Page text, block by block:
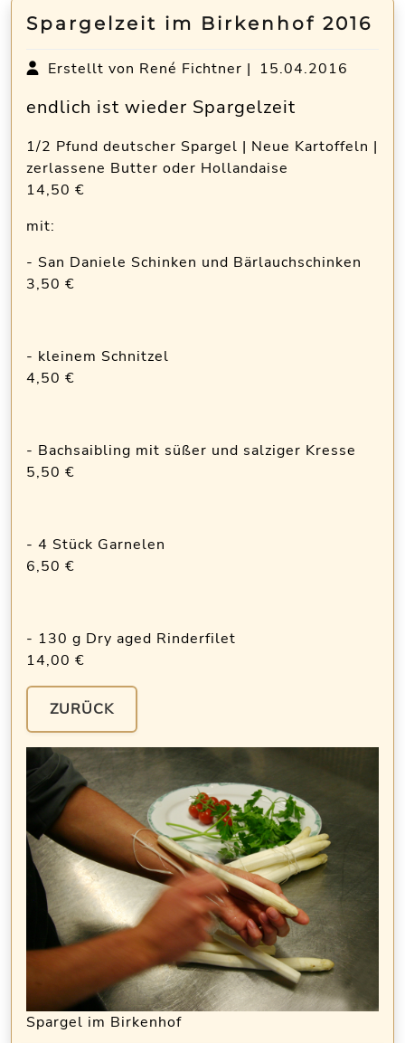
Spargelzeit im Birkenhof 2016
Erstellt von René Fichtner | 15.04.2016
endlich ist wieder Spargelzeit
1/2 Pfund deutscher Spargel | Neue Kartoffeln |
zerlassene Butter oder Hollandaise
14,50 €
mit:
- San Daniele Schinken und Bärlauchschinken
3,50 €
- kleinem Schnitzel
4,50 €
- Bachsaibling mit süßer und salziger Kresse
5,50 €
- 4 Stück Garnelen
6,50 €
- 130 g Dry aged Rinderfilet
14,00 €
ZURÜCK
Spargel im Birkenhof